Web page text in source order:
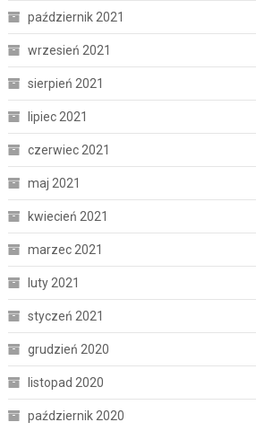
październik 2021
wrzesień 2021
sierpień 2021
lipiec 2021
czerwiec 2021
maj 2021
kwiecień 2021
marzec 2021
luty 2021
styczeń 2021
grudzień 2020
listopad 2020
październik 2020